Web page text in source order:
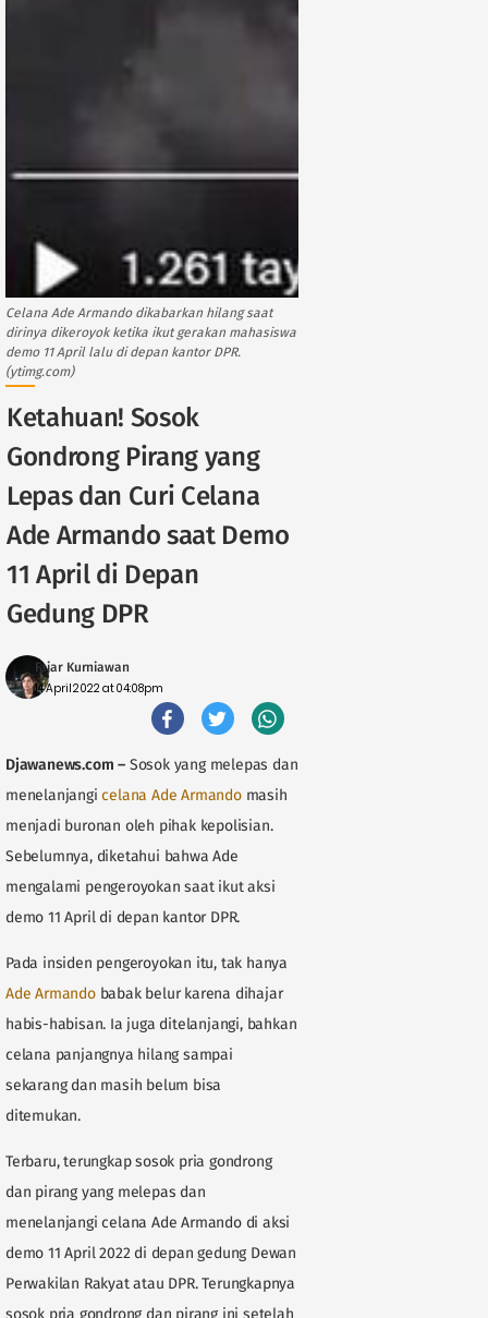
Celana Ade Armando dikabarkan hilang saat
dirinya dikeroyok ketika ikut gerakan mahasiswa
demo 11 April lalu di depan kantor DPR.
(ytimg.com)
Ketahuan! Sosok
Gondrong Pirang yang
Lepas dan Curi Celana
Ade Armando saat Demo
11 April di Depan
Gedung DPR
Fajar Kurniawan
14 April 2022 at 04:08pm
Djawanews.com – Sosok yang melepas dan
menelanjangicelana Ade Armandomasih
menjadi buronan oleh pihak kepolisian.
Sebelumnya, diketahui bahwa Ade
mengalami pengeroyokan saat ikut aksi
demo 11 April di depan kantor DPR.
Pada insiden pengeroyokan itu, tak hanya
Ade Armandobabak belur karena dihajar
habis-habisan. Ia juga ditelanjangi, bahkan
celana panjangnya hilang sampai
sekarang dan masih belum bisa
ditemukan.
Terbaru, terungkap sosok pria gondrong
dan pirang yang melepas dan
menelanjangi celana Ade Armando di aksi
demo 11 April 2022 di depan gedung Dewan
Perwakilan Rakyat atau DPR. Terungkapnya
sosok pria gondrong dan pirang ini setelah